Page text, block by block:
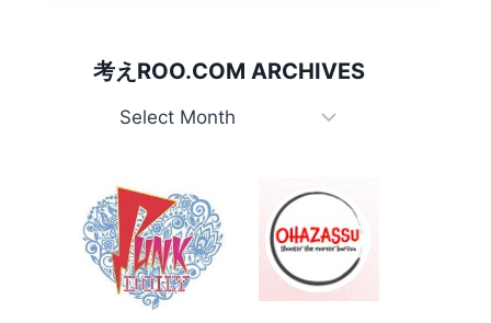
考えROO.COM ARCHIVES
考
Archives